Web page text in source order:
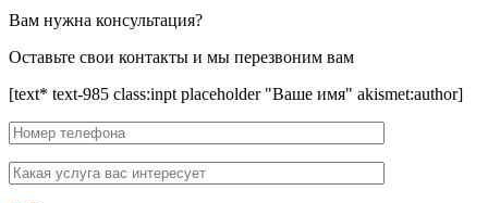
Вам нужна консультация?
Оставьте свои контакты и мы перезвоним вам
[text* text-985 class:inpt placeholder "Ваше имя" akismet:author]